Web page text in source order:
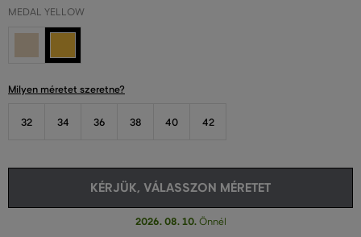
MEDAL YELLOW
Milyen méretet szeretne?
32 34 36 38 40 42
KÉRJÜK, VÁLASSZON MÉRETET
2026. 08. 10.Önnél